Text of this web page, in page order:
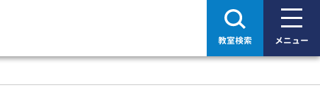
教室検索 メニュー